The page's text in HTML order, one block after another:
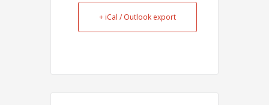
+ iCal / Outlook export